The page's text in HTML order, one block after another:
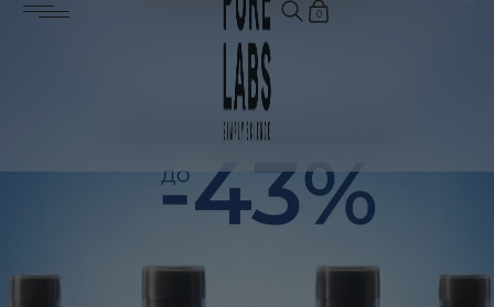
0
Для нервової системи
Для енергії і продуктивності
Для зниження зайвої ваги
Для краси шкіри, волосся і нігтів
Для чоловічого здоров’я
Для жіночого здоров’я
Для підтримки довголіття
BESTSELLER